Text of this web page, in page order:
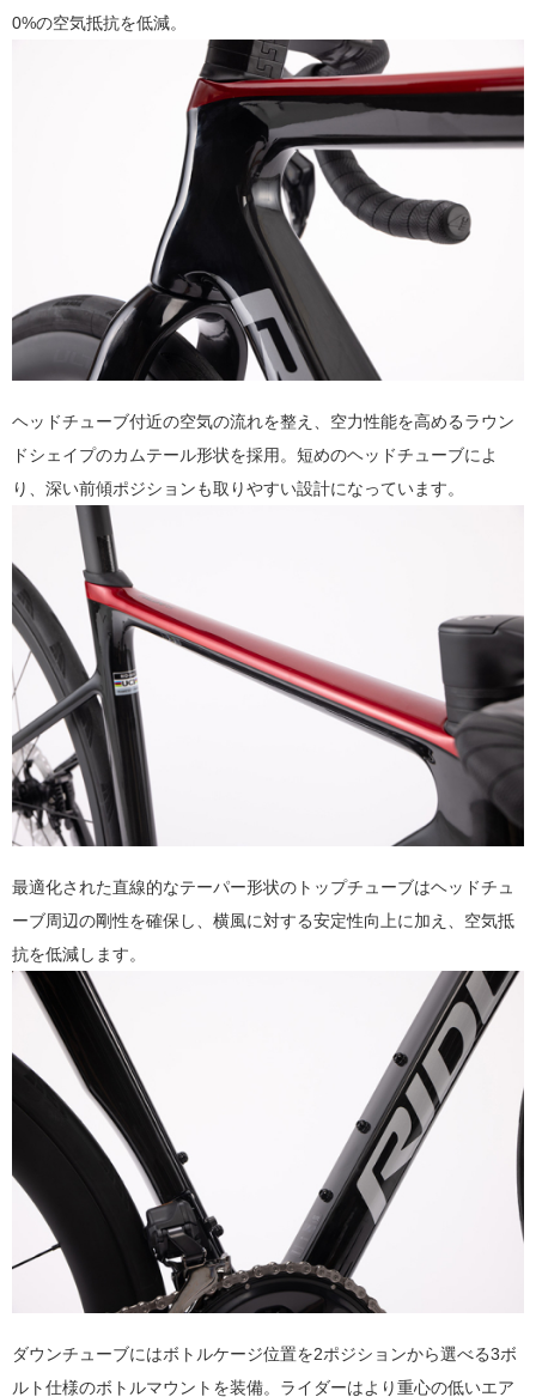
0%の空気抵抗を低減。
ヘッドチューブ付近の空気の流れを整え、空力性能を高めるラウン
ドシェイプのカムテール形状を採用。短めのヘッドチューブによ
り、深い前傾ポジションも取りやすい設計になっています。
最適化された直線的なテーパー形状のトップチューブはヘッドチュ
ーブ周辺の剛性を確保し、横風に対する安定性向上に加え、空気抵
抗を低減します。
ダウンチューブにはボトルケージ位置を2ポジションから選べる3ボ
ルト仕様のボトルマウントを装備。ライダーはより重心の低いエア